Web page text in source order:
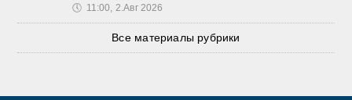
🕔 11:00, 2.Авг 2026
Все материалы рубрики